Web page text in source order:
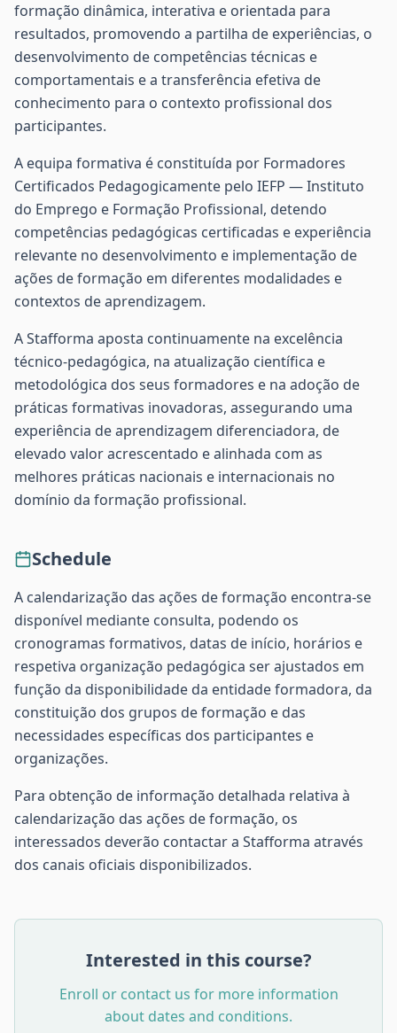
formação dinâmica, interativa e orientada para
resultados, promovendo a partilha de experiências, o
desenvolvimento de competências técnicas e
comportamentais e a transferência efetiva de
conhecimento para o contexto profissional dos
participantes.
A equipa formativa é constituída por Formadores
Certificados Pedagogicamente pelo IEFP — Instituto
do Emprego e Formação Profissional, detendo
competências pedagógicas certificadas e experiência
relevante no desenvolvimento e implementação de
ações de formação em diferentes modalidades e
contextos de aprendizagem.
A Stafforma aposta continuamente na excelência
técnico-pedagógica, na atualização científica e
metodológica dos seus formadores e na adoção de
práticas formativas inovadoras, assegurando uma
experiência de aprendizagem diferenciadora, de
elevado valor acrescentado e alinhada com as
melhores práticas nacionais e internacionais no
domínio da formação profissional.
Schedule
A calendarização das ações de formação encontra-se
disponível mediante consulta, podendo os
cronogramas formativos, datas de início, horários e
respetiva organização pedagógica ser ajustados em
função da disponibilidade da entidade formadora, da
constituição dos grupos de formação e das
necessidades específicas dos participantes e
organizações.
Para obtenção de informação detalhada relativa à
calendarização das ações de formação, os
interessados deverão contactar a Stafforma através
dos canais oficiais disponibilizados.
Interested in this course?
Enroll or contact us for more information
about dates and conditions.